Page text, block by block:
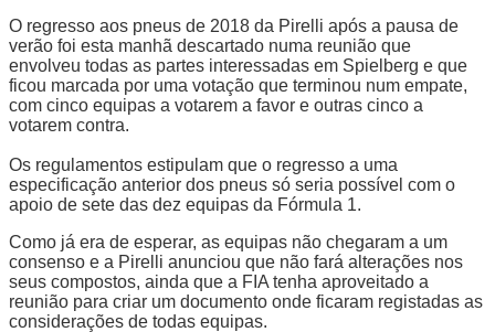
O regresso aos pneus de 2018 da Pirelli após a pausa de
verão foi esta manhã descartado numa reunião que
envolveu todas as partes interessadas em Spielberg e que
ficou marcada por uma votação que terminou num empate,
com cinco equipas a votarem a favor e outras cinco a
votarem contra.
Os regulamentos estipulam que o regresso a uma
especificação anterior dos pneus só seria possível com o
apoio de sete das dez equipas da Fórmula 1.
Como já era de esperar, as equipas não chegaram a um
consenso e a Pirelli anunciou que não fará alterações nos
seus compostos, ainda que a FIA tenha aproveitado a
reunião para criar um documento onde ficaram registadas as
considerações de todas equipas.